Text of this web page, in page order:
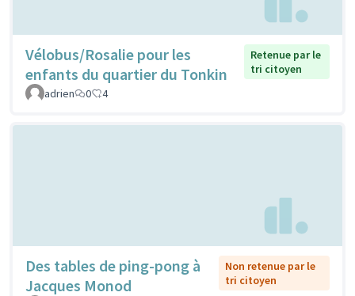
Vélobus/Rosalie pour les
enfants du quartier du Tonkin
Retenue par le
tri citoyen
adrien
0 4
Des tables de ping-pong à
Jacques Monod
Non retenue par le
tri citoyen